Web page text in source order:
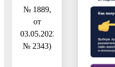
№ 1889,
от
03.05.2023
№ 2343)